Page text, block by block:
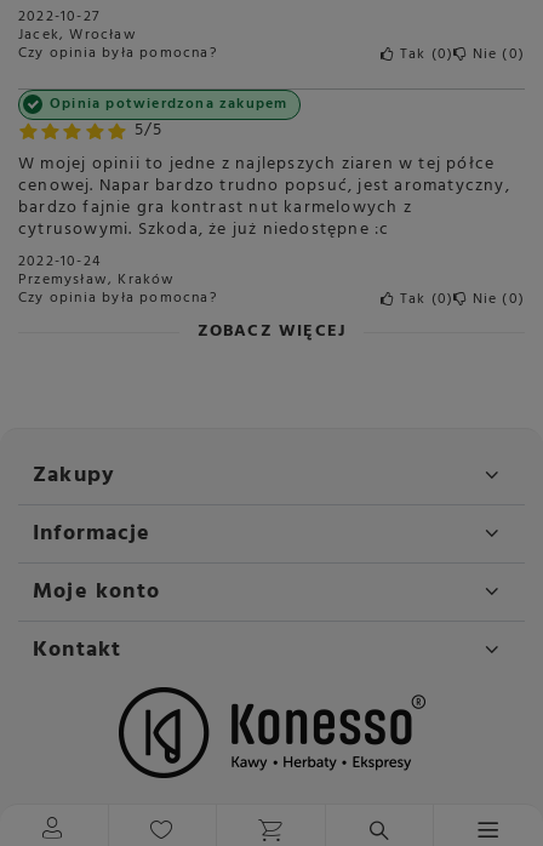
2022-10-27
Jacek, Wrocław
Czy opinia była pomocna? Tak 0 Nie 0
5/5
Opinia potwierdzona zakupem
W mojej opinii to jedne z najlepszych ziaren w tej półce
cenowej. Napar bardzo trudno popsuć, jest aromatyczny,
bardzo fajnie gra kontrast nut karmelowych z
cytrusowymi. Szkoda, że już niedostępne :c
2022-10-24
Przemysław, Kraków
Czy opinia była pomocna? Tak 0 Nie 0
ZOBACZ WIĘCEJ
Zakupy
Informacje
Moje konto
Kontakt